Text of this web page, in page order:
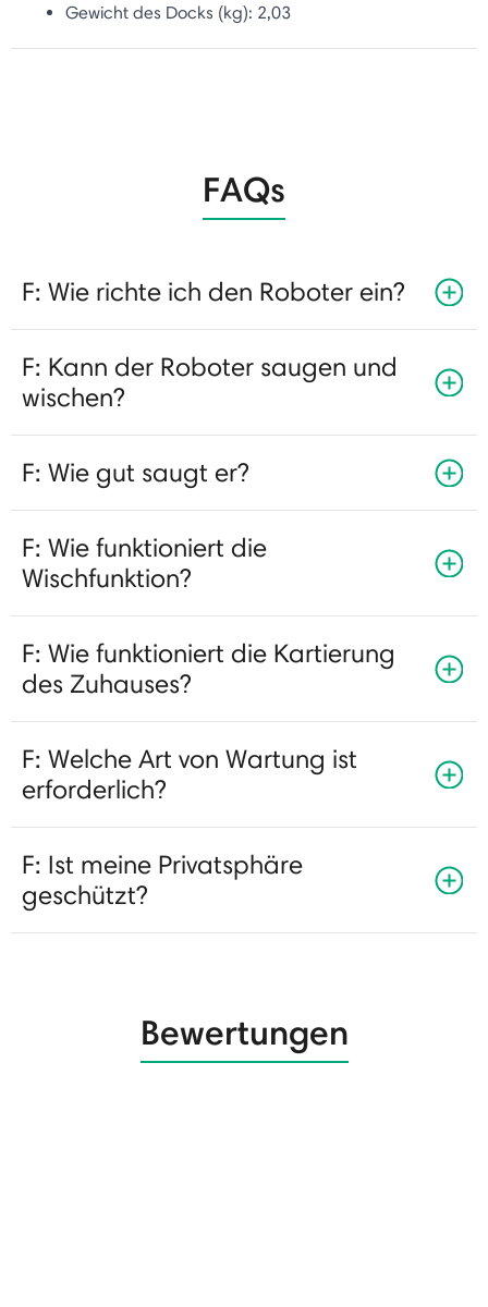
Gewicht des Docks (kg): 2,03
FAQs
F: Wie richte ich den Roboter ein?
F: Kann der Roboter saugen und
wischen?
F: Wie gut saugt er?
F: Wie funktioniert die
Wischfunktion?
F: Wie funktioniert die Kartierung
des Zuhauses?
F: Welche Art von Wartung ist
erforderlich?
F: Ist meine Privatsphäre
geschützt?
Bewertungen